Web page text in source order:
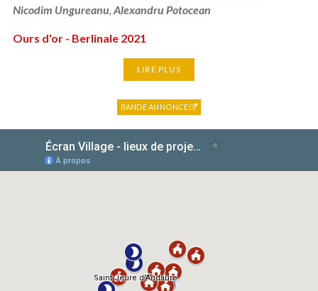
Nicodim Ungureanu Alexandru Potocean
Ours d'or - Berlinale 2021
LIRE PLUS
BANDE ANNONCE